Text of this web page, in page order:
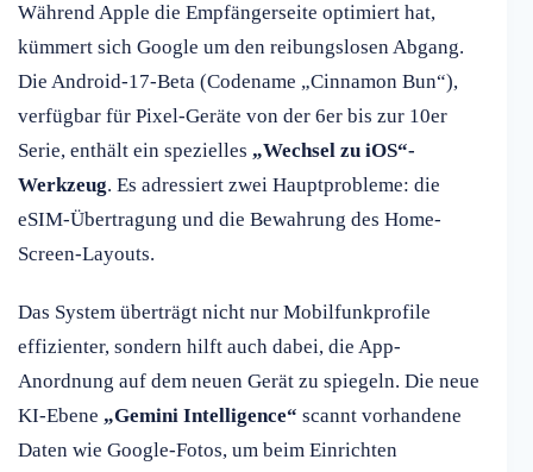
Während Apple die Empfängerseite optimiert hat,
kümmert sich Google um den reibungslosen Abgang.
Die Android-17-Beta (Codename „Cinnamon Bun“),
verfügbar für Pixel-Geräte von der 6er bis zur 10er
Serie, enthält ein spezielles „Wechsel zu iOS“-
Werkzeug. Es adressiert zwei Hauptprobleme: die
eSIM-Übertragung und die Bewahrung des Home-
Screen-Layouts.
Das System überträgt nicht nur Mobilfunkprofile
effizienter, sondern hilft auch dabei, die App-
Anordnung auf dem neuen Gerät zu spiegeln. Die neue
KI-Ebene „Gemini Intelligence“ scannt vorhandene
Daten wie Google-Fotos, um beim Einrichten